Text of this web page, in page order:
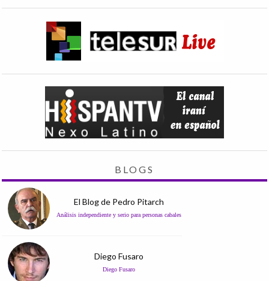
BLOGS
El Blog de Pedro Pitarch
Análisis independiente y serio para personas cabales
Diego Fusaro
Diego Fusaro